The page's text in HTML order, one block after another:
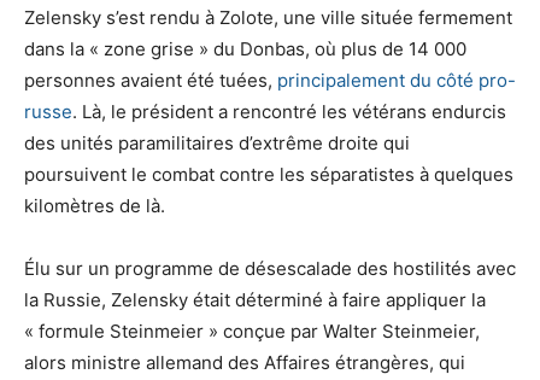
Zelensky s’est rendu à Zolote, une ville située fermement
dans la « zone grise » du Donbas, où plus de 14 000
personnes avaient été tuées, principalement du côté pro-
russe. Là, le président a rencontré les vétérans endurcis
des unités paramilitaires d’extrême droite qui
poursuivent le combat contre les séparatistes à quelques
kilomètres de là.
Élu sur un programme de désescalade des hostilités avec
la Russie, Zelensky était déterminé à faire appliquer la
« formule Steinmeier » conçue par Walter Steinmeier,
alors ministre allemand des Affaires étrangères, qui